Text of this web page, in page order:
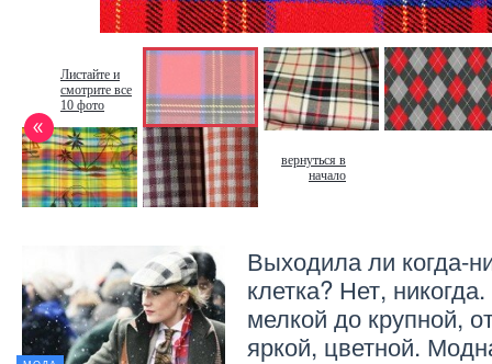
Листайте и
смотрите все
10 фото
вернуться в
начало
Выходила ли когда-
клетка? Нет,
мелкой до крупной,
яркой, цветной.